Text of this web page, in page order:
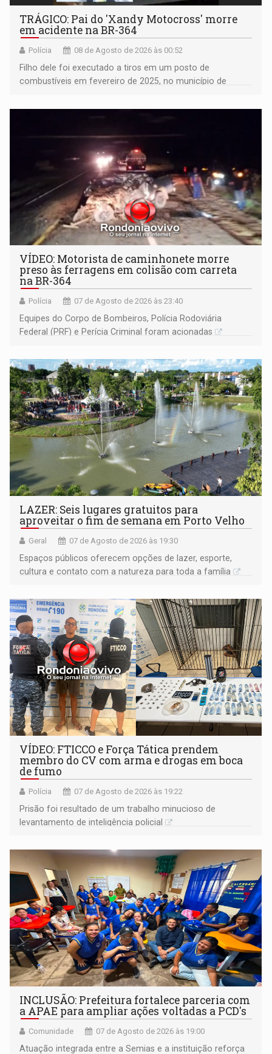
TRÁGICO: Pai do 'Xandy Motocross' morre
em acidente na BR-364
Polícia 08 de Agosto de 2026 às 00:52
Filho dele foi executado a tiros em um posto de
combustíveis em fevereiro de 2025, no município de
VÍDEO: Motorista de caminhonete morre
preso às ferragens em colisão com carreta
na BR-364
Polícia 07 de Agosto de 2026 às 23:40
Equipes do Corpo de Bombeiros, Polícia Rodoviária
Federal (PRF) e Perícia Criminal foram acionadas
LAZER: Seis lugares gratuitos para
aproveitar o fim de semana em Porto Velho
Geral 07 de Agosto de 2026 às 19:30
Espaços públicos oferecem opções de lazer, esporte,
cultura e contato com a natureza para toda a família
VÍDEO: FTICCO e Força Tática prendem
membro do CV com arma e drogas em boca
de fumo
Polícia 07 de Agosto de 2026 às 19:22
Prisão foi resultado de um trabalho minucioso de
levantamento de inteligência policial
INCLUSÃO: Prefeitura fortalece parceria com
a APAE para ampliar ações voltadas a PCD's
Comunidade 07 de Agosto de 2026 às 19:00
Atuação integrada entre a Semias e a instituição reforça